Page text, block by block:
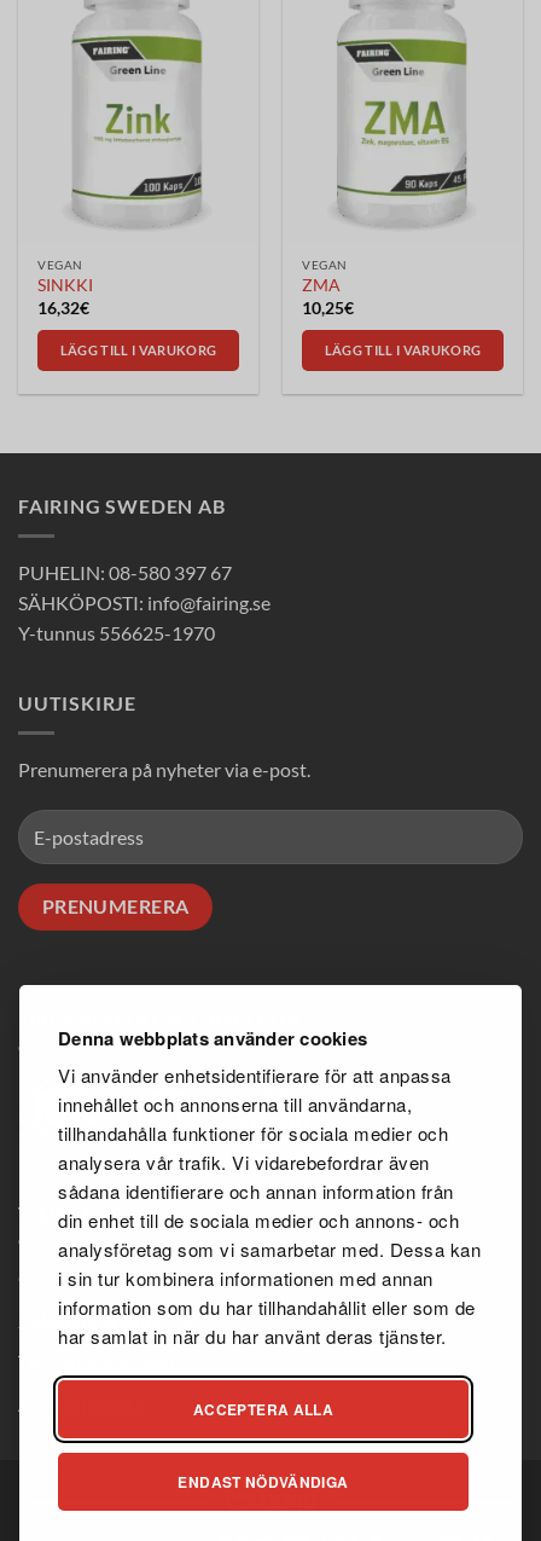
Denna webbplats använder cookies
Vi använder enhetsidentifierare för att anpassa
innehållet och annonserna till användarna,
tillhandahålla funktioner för sociala medier och
analysera vår trafik. Vi vidarebefordrar även
sådana identifierare och annan information från
din enhet till de sociala medier och annons- och
analysföretag som vi samarbetar med. Dessa kan
i sin tur kombinera informationen med annan
information som du har tillhandahållit eller som de
har samlat in när du har använt deras tjänster.
ACCEPTERA ALLA
ENDAST NÖDVÄNDIGA
VEGAN
SINKKI
16,32€
LÄGG TILL I VARUKORG
VEGAN
ZMA
10,25€
LÄGG TILL I VARUKORG
FAIRING SWEDEN AB
PUHELIN: 08-580 397 67
SÄHKÖPOSTI: info@fairing.se
Y-tunnus 556625-1970
UUTISKIRJE
Prenumerera på nyheter via e-post.
TIEDOT
Ostoehdot
Jälleenmyyjäsopimus
Tietosuojakäytäntö
Asiakaspalvelu